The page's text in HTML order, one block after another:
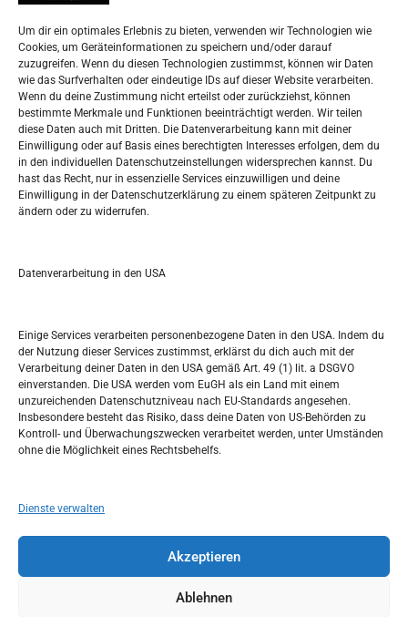
Um dir ein optimales Erlebnis zu bieten, verwenden wir Technologien wie
Cookies, um Geräteinformationen zu speichern und/oder darauf
zuzugreifen. Wenn du diesen Technologien zustimmst, können wir Daten
wie das Surfverhalten oder eindeutige IDs auf dieser Website verarbeiten.
Wenn du deine Zustimmung nicht erteilst oder zurückziehst, können
bestimmte Merkmale und Funktionen beeinträchtigt werden. Wir teilen
diese Daten auch mit Dritten. Die Datenverarbeitung kann mit deiner
Einwilligung oder auf Basis eines berechtigten Interesses erfolgen, dem du
in den individuellen Datenschutzeinstellungen widersprechen kannst. Du
hast das Recht, nur in essenzielle Services einzuwilligen und deine
Einwilligung in der Datenschutzerklärung zu einem späteren Zeitpunkt zu
ändern oder zu widerrufen.
Datenverarbeitung in den USA
Einige Services verarbeiten personenbezogene Daten in den USA. Indem du
der Nutzung dieser Services zustimmst, erklärst du dich auch mit der
Verarbeitung deiner Daten in den USA gemäß Art. 49 (1) lit. a DSGVO
einverstanden. Die USA werden vom EuGH als ein Land mit einem
unzureichenden Datenschutzniveau nach EU-Standards angesehen.
Insbesondere besteht das Risiko, dass deine Daten von US-Behörden zu
Kontroll- und Überwachungszwecken verarbeitet werden, unter Umständen
ohne die Möglichkeit eines Rechtsbehelfs.
Dienste verwalten
Akzeptieren
Ablehnen
Datenschutzerklärung
Widerufsbelehrung
Oglašavanje / Postavite svoj oglas
Tko je “Idemo u Svijet – Njemačka?
Pretražite stranicu:
S
MAI 2026
M D M D F S
1 2
4 5 6 7 8 9 10
18 19
25 26 27 28 29 30 31
« Apr. Juni »